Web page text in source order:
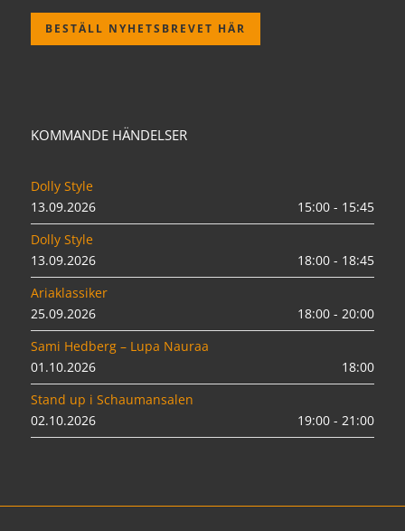
BESTÄLL NYHETSBREVET HÄR
KOMMANDE HÄNDELSER
Dolly Style
13.09.2026
15:00 - 15:45
Dolly Style
13.09.2026
18:00 - 18:45
Ariaklassiker
25.09.2026
18:00 - 20:00
Sami Hedberg – Lupa Nauraa
01.10.2026
18:00
Stand up i Schaumansalen
02.10.2026
19:00 - 21:00